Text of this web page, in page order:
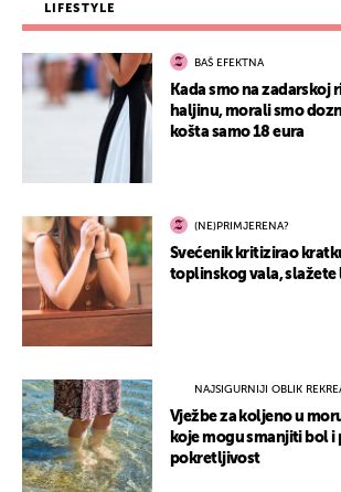
LIFESTYLE
BAŠ EFEKTNA
Kada smo na zadarskoj
haljinu, morali smo
košta samo 18 eura
(NE)PRIMJERENA?
Svećenik kritizirao
toplinskog vala, slažete
NAJSIGURNIJI OBLIK
Vježbe za koljeno u
koje mogu smanjiti bol
pokretljivost